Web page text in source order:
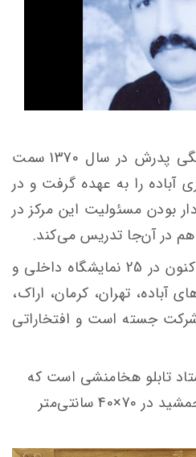
پس از بازنشستگی پدرش در سال 1370 سمت
آباده را به عهده گرفت و در
بودن مسئولیت این مرکز در
در آن‌جا تدریس می‌کند.
این استاد از سال 1360 تاکنون در 25 نمایشگاه داخلی و
آباده، تهران، کرمان، اراک،
شرکت جسته است و افتخاراتی
تابلو هخامنشی است که
نقش داریوش را در تخت‌جمشید در 70×40 سانتی‌متر